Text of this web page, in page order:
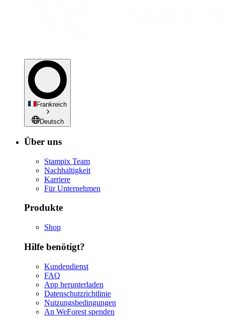
Frankreich
Deutsch
Über uns
Stampix Team
Nachhaltigkeit
Karriere
Für Unternehmen
Produkte
Shop
Hilfe benötigt?
Kundendienst
FAQ
App herunterladen
Datenschutzrichtlinie
Nutzungsbedingungen
An WeForest spenden